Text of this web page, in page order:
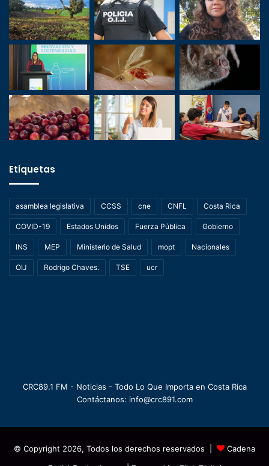
Etiquetas
asamblea legislativa CCSS cne CNFL Costa Rica
COVID-19 Estados Unidos Fuerza Pública Gobierno
INS MEP Ministerio de Salud mopt Nacionales
OIJ Rodrigo Chaves. TSE ucr
CRC89.1 FM - Noticias - Todo Lo Que Importa en Costa Rica
Contáctanos: info@crc891.com
© Copyright 2026, Todos los derechos reservados |
Cadena